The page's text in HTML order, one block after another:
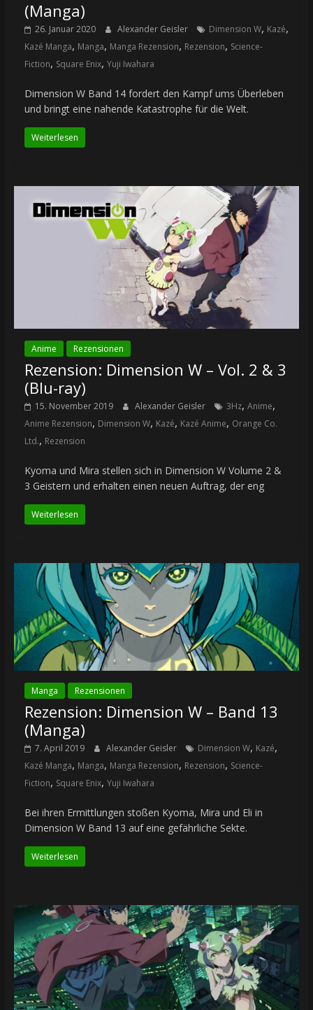
(Manga)
26. Januar 2020 Alexander Geisler Dimension W, Kazé,
Kazé Manga, Manga, Manga Rezension, Rezension, Science-
Fiction, Square Enix, Yuji Iwahara
Dimension W Band 14 fordert den Kampf ums Überleben
und bringt eine nahende Katastrophe für die Welt.
Weiterlesen
Anime Rezensionen
Rezension: Dimension W – Vol. 2 & 3
(Blu-ray)
15. November 2019 Alexander Geisler 3Hz, Anime,
Anime Rezension, Dimension W, Kazé, Kazé Anime, Orange Co.
Ltd., Rezension
Kyoma und Mira stellen sich in Dimension W Volume 2 &
3 Geistern und erhalten einen neuen Auftrag, der eng
Weiterlesen
Manga Rezensionen
Rezension: Dimension W – Band 13
(Manga)
7. April 2019 Alexander Geisler Dimension W, Kazé,
Kazé Manga, Manga, Manga Rezension, Rezension, Science-
Fiction, Square Enix, Yuji Iwahara
Bei ihren Ermittlungen stoßen Kyoma, Mira und Eli in
Dimension W Band 13 auf eine gefährliche Sekte.
Weiterlesen